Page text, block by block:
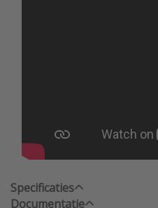
Specificaties
Documentatie